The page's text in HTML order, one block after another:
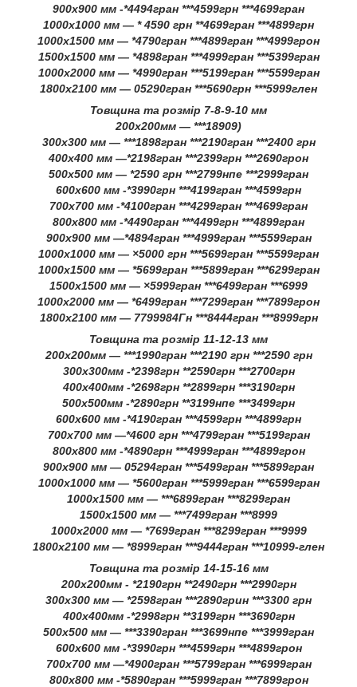
900х900 мм -*4494гран ***4599грн ***4699гран
1000х1000 мм — * 4590 грн **4699гран ***4899грн
1000х1500 мм — *4790гран ***4899гран ***4999грон
1500х1500 мм — *4898гран ***4999гран ***5399гран
1000х2000 мм — *4990гран ***5199гран ***5599гран
1800х2100 мм — 05290гран ***5690грн ***5999глен
Товщина та розмір 7-8-9-10 мм
200х200мм — ***18909)
300х300 мм — ***1898гран ***2190гран ***2400 грн
400х400 мм —*2198гран ***2399грн ***2690грон
500х500 мм — *2590 грн ***2799нпе ***2999гран
600х600 мм -*3990грн ***4199гран ***4599грн
700х700 мм -*4100гран ***4299гран ***4699гран
800х800 мм -*4490гран ***4499грн ***4899гран
900х900 мм —*4894гран ***4999гран ***5599гран
1000х1000 мм — ×5000 грн ***5699гран ***5599гран
1000х1500 мм — *5699гран ***5899гран ***6299гран
1500х1500 мм — ×5999гран ***6499гран ***6999
1000х2000 мм — *6499гран ***7299гран ***7899грон
1800х2100 мм — 7799984Гн ***8444гран ***8999грн
Товщина та розмір 11-12-13 мм
200х200мм — ***1990гран ***2190 грн ***2590 грн
300х300мм -*2398грн **2590грн ***2700грн
400х400мм -*2698грн **2899грн ***3190грн
500х500мм -*2890грн **3199нпе ***3499грн
600х600 мм -*4190гран ***4599грн ***4899грн
700х700 мм —*4600 грн ***4799гран ***5199гран
800х800 мм -*4890грн ***4999гран ***4899грон
900х900 мм — 05294гран ***5499гран ***5899гран
1000х1000 мм — *5600гран ***5999гран ***6599гран
1000х1500 мм — ***6899гран ***8299гран
1500х1500 мм — ***7499гран ***8999
1000х2000 мм — *7699гран ***8299гран ***9999
1800х2100 мм — *8999гран ***9444гран ***10999-глен
Товщина та розмір 14-15-16 мм
200х200мм - *2190грн **2490грн ***2990грн
300х300 мм — *2598гран ***2890грин ***3300 грн
400х400мм -*2998грн **3199грн ***3690грн
500х500 мм — ***3390гран ***3699нпе ***3999гран
600х600 мм -*3990грн ***4599грн ***4899грон
700х700 мм —*4900гран ***5799гран ***6999гран
800х800 мм -*5890гран ***5999гран ***7899грон